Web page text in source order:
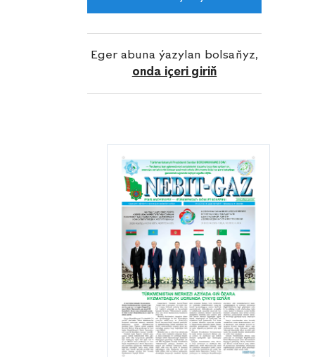
alnyp barylýar. Şol işler öz miwesini
zawodyň önümçilik görkezijileri hem
aýdyň görkezýär.
Eger abuna ýazylan bolsaňyz,
onda içeri giriň